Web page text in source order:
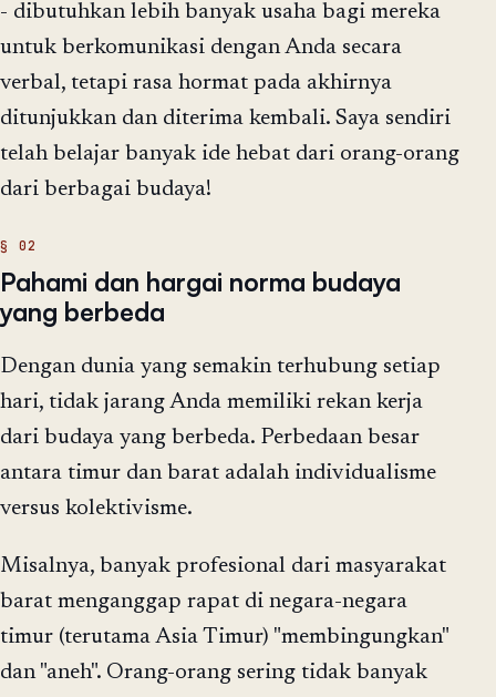
- dibutuhkan lebih banyak usaha bagi mereka
untuk berkomunikasi dengan Anda secara
verbal, tetapi rasa hormat pada akhirnya
ditunjukkan dan diterima kembali. Saya sendiri
telah belajar banyak ide hebat dari orang-orang
dari berbagai budaya!
Pahami dan hargai norma budaya
yang berbeda
Dengan dunia yang semakin terhubung setiap
hari, tidak jarang Anda memiliki rekan kerja
dari budaya yang berbeda. Perbedaan besar
antara timur dan barat adalah individualisme
versus kolektivisme.
Misalnya, banyak profesional dari masyarakat
barat menganggap rapat di negara-negara
timur (terutama Asia Timur) "membingungkan"
dan "aneh". Orang-orang sering tidak banyak